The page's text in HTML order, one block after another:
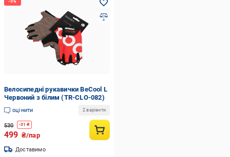
Велосипедні рукавички BeCool L
Червоний з білим (TR-CLO-082)
оцінити 2 варіанти
530 -31 ₴
499 ₴/пар
Доставимо